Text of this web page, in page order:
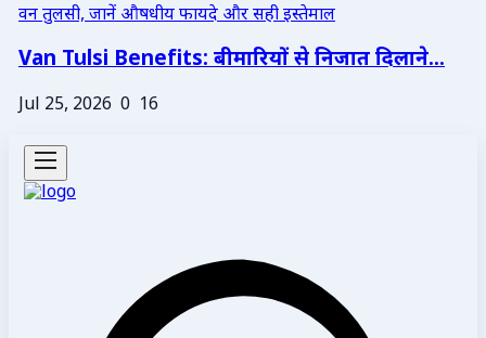
Van Tulsi Benefits: बीमारियों से निजात दिलाने...
Jul 25, 2026 0 16